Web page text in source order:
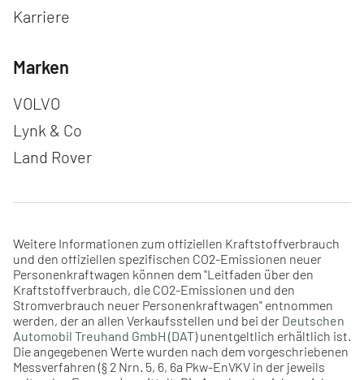
Karriere
Marken
Navigation überspringen
VOLVO
Lynk & Co
Land Rover
Weitere Informationen zum offiziellen Kraftstoffverbrauch
und den offiziellen spezifischen CO2-Emissionen neuer
Personenkraftwagen können dem "Leitfaden über den
Kraftstoffverbrauch, die CO2-Emissionen und den
Stromverbrauch neuer Personenkraftwagen" entnommen
werden, der an allen Verkaufsstellen und bei der Deutschen
Automobil Treuhand GmbH (DAT)unentgeltlich erhältlich ist.
Die angegebenen Werte wurden nach dem vorgeschriebenen
Messverfahren (§ 2 Nrn. 5, 6, 6a Pkw-EnVKV in der jeweils